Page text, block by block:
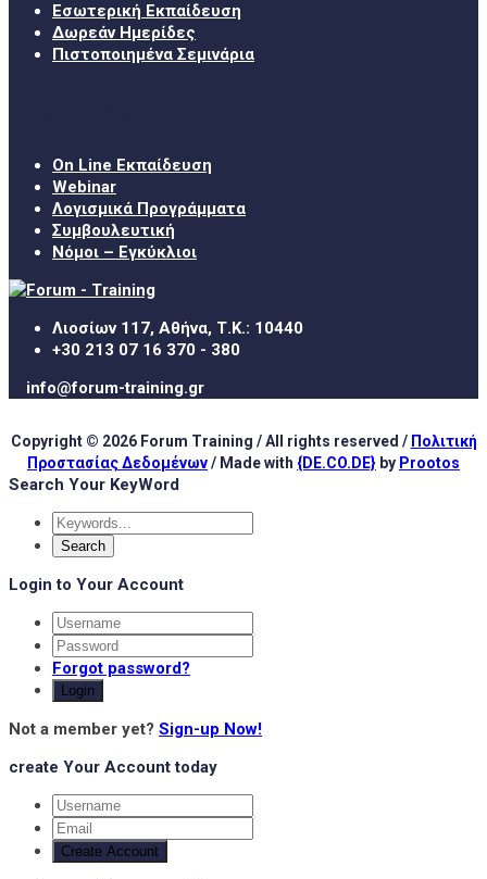
Εσωτερική Εκπαίδευση
Δωρεάν Ημερίδες
Πιστοποιημένα Σεμινάρια
On Line Εκπαίδευση
Webinar
Λογισμικά Προγράμματα
Συμβουλευτική
Νόμοι – Εγκύκλιοι
Λιοσίων 117, Αθήνα, Τ.Κ.: 10440
+30 213 07 16 370 - 380
info@forum-training.gr
Copyright © 2026 Forum Training / All rights reserved / Πολιτική
Προστασίας Δεδομένων/ Made with {DE.CO.DE} by Prootos
Search Your KeyWord
Login to Your Account
Forgot password?
Login
Not a member yet? Sign-up Now!
create Your Account today
Create Account